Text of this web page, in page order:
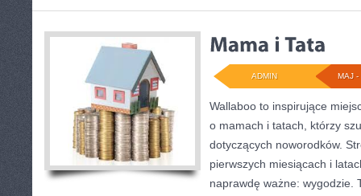
MAJ -
ADMIN
Wallaboo to inspirujące
o mamach i tatach, którzy
dotyczących noworodków.
pierwszych miesiącach i
naprawdę ważne: wygodzie.